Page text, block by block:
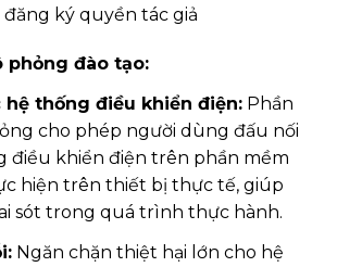
ký quyền tác giả
phỏng đào tạo:
hệ thống điều khiển điện: Phần
cho phép người dùng đấu nối
điều khiển điện trên phần mềm
hiện trên thiết bị thực tế, giúp
sót trong quá trình thực hành.
Ngăn chặn thiệt hại lớn cho hệ